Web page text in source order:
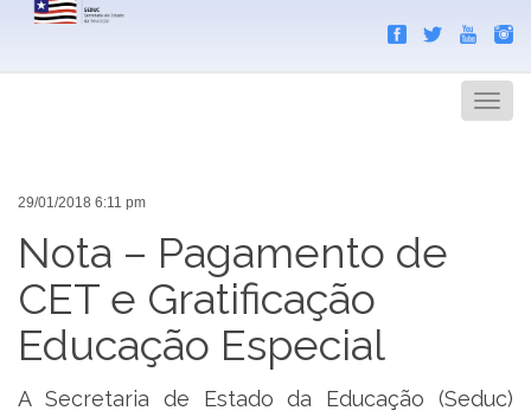
Menu
29/01/2018 6:11 pm
Nota – Pagamento de
CET e Gratificação
Educação Especial
A Secretaria de Estado da Educação (Seduc)